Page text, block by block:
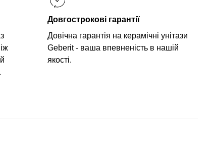
Довгострокові гарантії
Довічна гарантія на керамічні унітази
Geberit - ваша впевненість в нашій
якості.